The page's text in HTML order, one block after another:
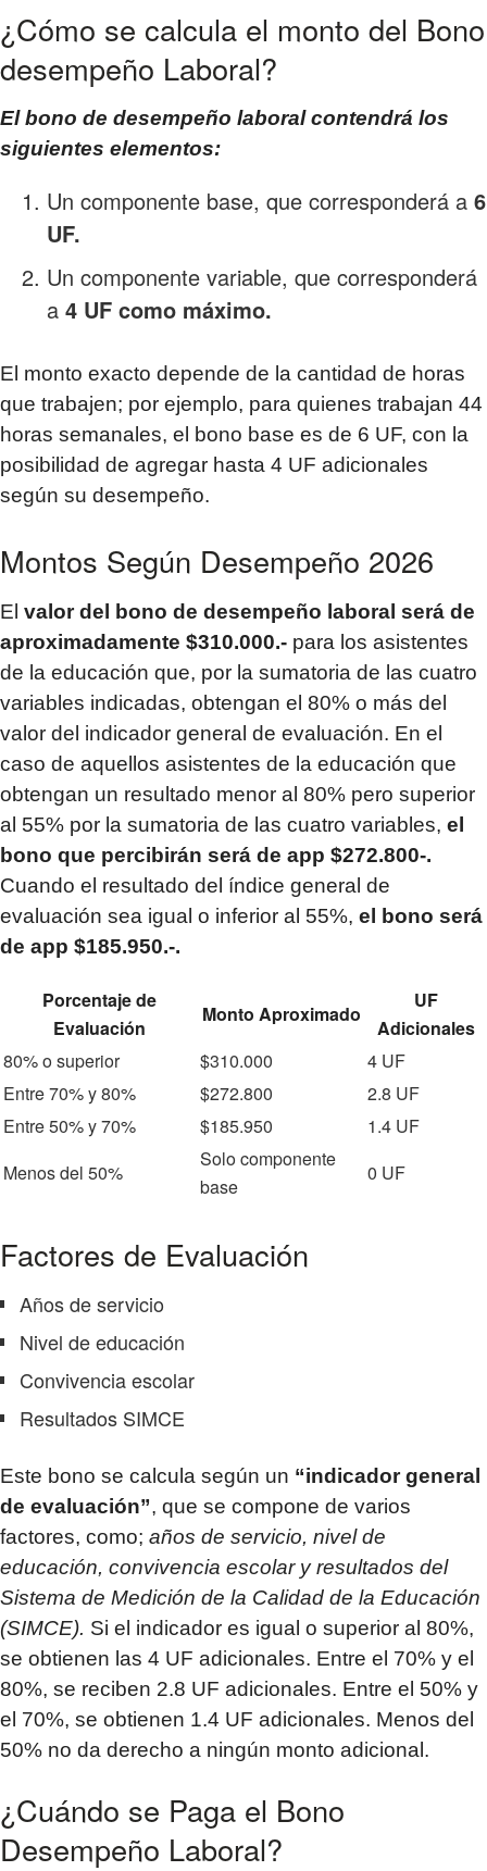
¿Cómo se calcula el monto del Bono
desempeño Laboral?
El bono de desempeño laboral contendrá los
siguientes elementos:
Un componente base, que corresponderá a6
UF.
Un componente variable, que corresponderá
a4 UF como máximo.
El monto exacto depende de la cantidad de horas
que trabajen; por ejemplo, para quienes trabajan 44
horas semanales, el bono base es de 6 UF, con la
posibilidad de agregar hasta 4 UF adicionales
según su desempeño.
Montos Según Desempeño 2026
El valor del bono de desempeño laboral será de
aproximadamente $310.000.- para los asistentes
de la educación que, por la sumatoria de las cuatro
variables indicadas, obtengan el 80% o más del
valor del indicador general de evaluación. En el
caso de aquellos asistentes de la educación que
obtengan un resultado menor al 80% pero superior
al 55% por la sumatoria de las cuatro variables, el
bono que percibirán será de app $272.800-.
Cuando el resultado del índice general de
evaluación sea igual o inferior al 55%, el bono será
de app $185.950.-.
Porcentaje de
Evaluación
Monto Aproximado
UF
Adicionales
80% o superior
$310.000
4 UF
Entre 70% y 80%
$272.800
2.8 UF
Entre 50% y 70%
$185.950
1.4 UF
Menos del 50%
Solo componente
base
0 UF
Factores de Evaluación
Años de servicio
Nivel de educación
Convivencia escolar
Resultados SIMCE
Este bono se calcula según un “indicador general
de evaluación”, que se compone de varios
factores, como; años de servicio, nivel de
educación, convivencia escolar y resultados del
Sistema de Medición de la Calidad de la Educación
(SIMCE). Si el indicador es igual o superior al 80%,
se obtienen las 4 UF adicionales. Entre el 70% y el
80%, se reciben 2.8 UF adicionales. Entre el 50% y
el 70%, se obtienen 1.4 UF adicionales. Menos del
50% no da derecho a ningún monto adicional.
¿Cuándo se Paga el Bono
Desempeño Laboral?